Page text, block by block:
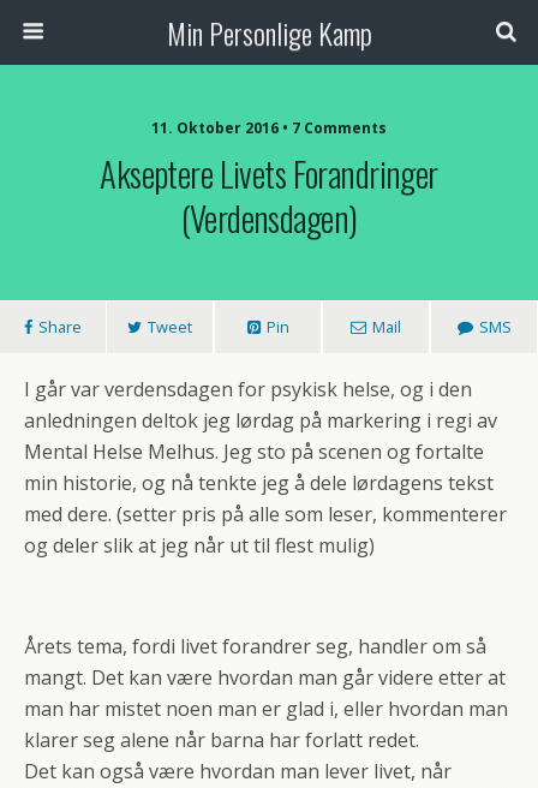
Min Personlige Kamp
11. Oktober 2016 • 7 Comments
Akseptere Livets Forandringer
(Verdensdagen)
Share Tweet Pin Mail SMS
I går var verdensdagen for psykisk helse, og i den
anledningen deltok jeg lørdag på markering i regi av
Mental Helse Melhus. Jeg sto på scenen og fortalte
min historie, og nå tenkte jeg å dele lørdagens tekst
med dere. (setter pris på alle som leser, kommenterer
og deler slik at jeg når ut til flest mulig)
Årets tema, fordi livet forandrer seg, handler om så
mangt. Det kan være hvordan man går videre etter at
man har mistet noen man er glad i, eller hvordan man
klarer seg alene når barna har forlatt redet.
Det kan også være hvordan man lever livet, når